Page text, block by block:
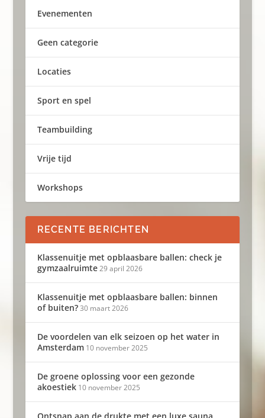
Evenementen
Geen categorie
Locaties
Sport en spel
Teambuilding
Vrije tijd
Workshops
RECENTE BERICHTEN
Klassenuitje met opblaasbare ballen: check je
gymzaalruimte 29 april 2026
Klassenuitje met opblaasbare ballen: binnen
of buiten? 30 maart 2026
De voordelen van elk seizoen op het water in
Amsterdam 10 november 2025
De groene oplossing voor een gezonde
akoestiek 10 november 2025